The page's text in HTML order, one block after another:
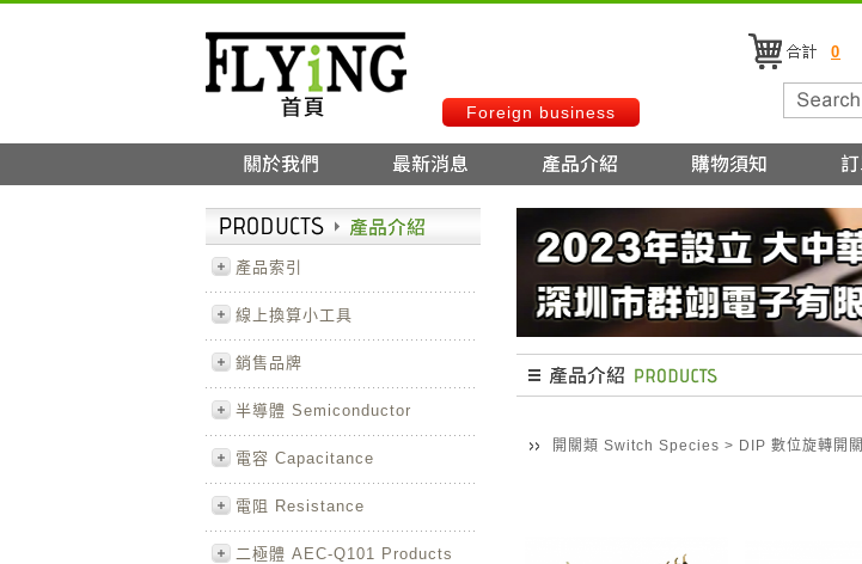
0
Foreign business
產品索引
線上換算小工具
銷售品牌
半導體 Semiconductor
電容 Capacitance
電阻 Resistance
二極體 AEC-Q101 Products
開關類 Switch Species > DIP 數位旋轉開關